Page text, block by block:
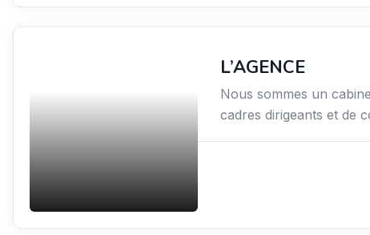
L’AGENCE
Nous sommes un
cadres dirigeants et de